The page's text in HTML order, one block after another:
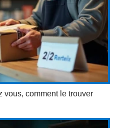
vous, comment le trouver